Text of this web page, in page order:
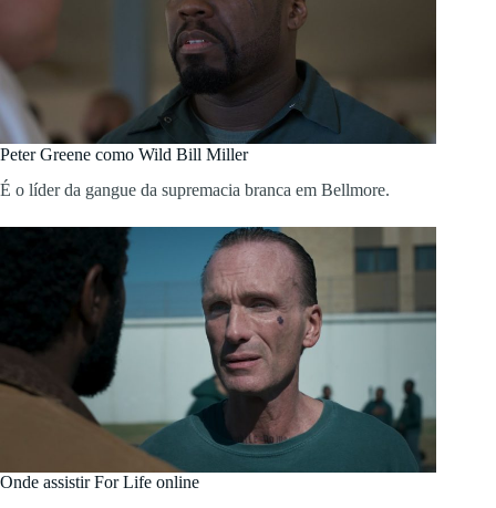
Peter Greene como Wild Bill Miller
É o líder da gangue da supremacia branca em Bellmore.
Onde assistir For Life online